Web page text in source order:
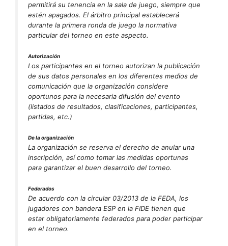
permitirá su tenencia en la sala de juego, siempre que
estén apagados. El árbitro principal establecerá
durante la primera ronda de juego la normativa
particular del torneo en este aspecto.
Autorización
Los participantes en el torneo autorizan la publicación
de sus datos personales en los diferentes medios de
comunicación que la organización considere
oportunos para la necesaria difusión del evento
(listados de resultados, clasificaciones, participantes,
partidas, etc.)
De la organización
La organización se reserva el derecho de anular una
inscripción, así como tomar las medidas oportunas
para garantizar el buen desarrollo del torneo.
Federados
De acuerdo con la circular 03/2013 de la FEDA, los
jugadores con bandera ESP en la FIDE tienen que
estar obligatoriamente federados para poder participar
en el torneo.